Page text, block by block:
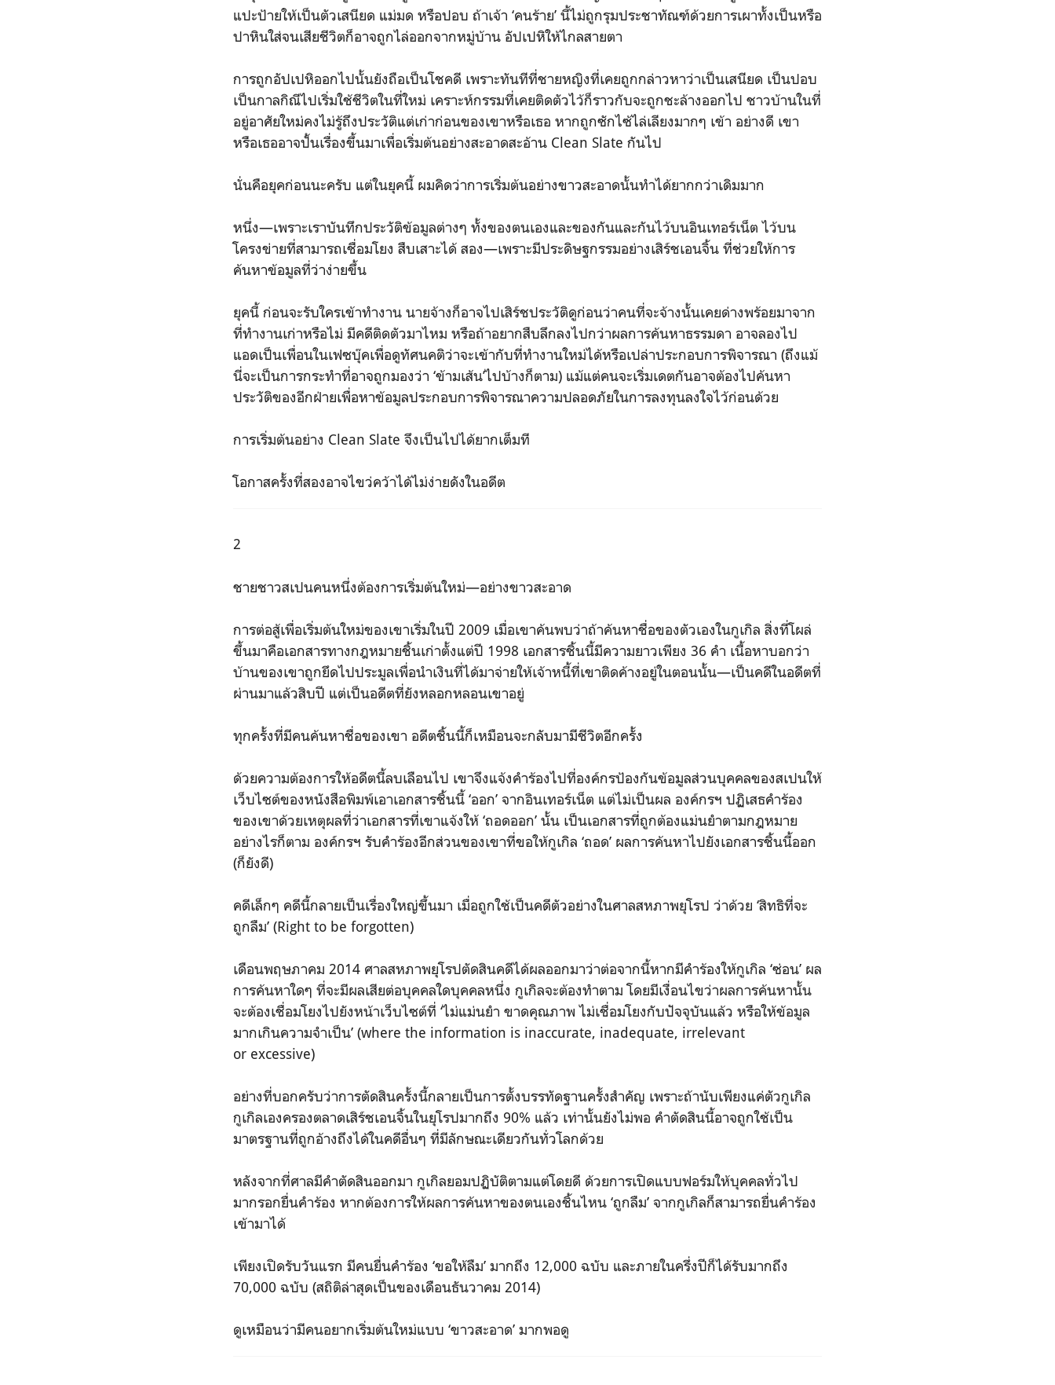
แปะป้ายให้เป็นตัวเสนียด แม่มด หรือปอบ ถ้าเจ้า ‘คนร้าย’ นี้ไม่ถูกรุมประชาทัณฑ์ด้วยการเผาทั้งเป็นหรือ
ปาหินใส่จนเสียชีวิตก็อาจถูกไล่ออกจากหมู่บ้าน อัปเปหิให้ไกลสายตา
การถูกอัปเปหิออกไปนั้นยังถือเป็นโชคดี เพราะทันทีที่ชายหญิงที่เคยถูกกล่าวหาว่าเป็นเสนียด เป็นปอบ
เป็นกาลกิณีไปเริ่มใช้ชีวิตในที่ใหม่ เคราะห์กรรมที่เคยติดตัวไว้ก็ราวกับจะถูกชะล้างออกไป ชาวบ้านในที่
อยู่อาศัยใหม่คงไม่รู้ถึงประวัติแต่เก่าก่อนของเขาหรือเธอ หากถูกซักไซ้ไล่เลียงมากๆ เข้า อย่างดี เขา
หรือเธออาจปั้นเรื่องขึ้นมาเพื่อเริ่มต้นอย่างสะอาดสะอ้าน Clean Slate กันไป
นั่นคือยุคก่อนนะครับ แต่ในยุคนี้ ผมคิดว่าการเริ่มต้นอย่างขาวสะอาดนั้นทำได้ยากกว่าเดิมมาก
หนึ่ง—เพราะเราบันทึกประวัติข้อมูลต่างๆ ทั้งของตนเองและของกันและกันไว้บนอินเทอร์เน็ต ไว้บน
โครงข่ายที่สามารถเชื่อมโยง สืบเสาะได้ สอง—เพราะมีประดิษฐกรรมอย่างเสิร์ชเอนจิ้น ที่ช่วยให้การ
ค้นหาข้อมูลที่ว่าง่ายขึ้น
ยุคนี้ ก่อนจะรับใครเข้าทำงาน นายจ้างก็อาจไปเสิร์ชประวัติดูก่อนว่าคนที่จะจ้างนั้นเคยด่างพร้อยมาจาก
ที่ทำงานเก่าหรือไม่ มีคดีติดตัวมาไหม หรือถ้าอยากสืบลึกลงไปกว่าผลการค้นหาธรรมดา อาจลองไป
แอดเป็นเพื่อนในเฟซบุ๊คเพื่อดูทัศนคติว่าจะเข้ากับที่ทำงานใหม่ได้หรือเปล่าประกอบการพิจารณา (ถึงแม้
นี่จะเป็นการกระทำที่อาจถูกมองว่า ‘ข้ามเส้น’ไปบ้างก็ตาม) แม้แต่คนจะเริ่มเดตกันอาจต้องไปค้นหา
ประวัติของอีกฝ่ายเพื่อหาข้อมูลประกอบการพิจารณาความปลอดภัยในการลงทุนลงใจไว้ก่อนด้วย
การเริ่มต้นอย่าง Clean Slate จึงเป็นไปได้ยากเต็มที
โอกาสครั้งที่สองอาจไขว่คว้าได้ไม่ง่ายดังในอดีต
2
ชายชาวสเปนคนหนึ่งต้องการเริ่มต้นใหม่—อย่างขาวสะอาด
การต่อสู้เพื่อเริ่มต้นใหม่ของเขาเริ่มในปี 2009 เมื่อเขาค้นพบว่าถ้าค้นหาชื่อของตัวเองในกูเกิล สิ่งที่โผล่
ขึ้นมาคือเอกสารทางกฎหมายชิ้นเก่าตั้งแต่ปี 1998 เอกสารชิ้นนี้มีความยาวเพียง 36 คำ เนื้อหาบอกว่า
บ้านของเขาถูกยึดไปประมูลเพื่อนำเงินที่ได้มาจ่ายให้เจ้าหนี้ที่เขาติดค้างอยู่ในตอนนั้น—เป็นคดีในอดีตที่
ผ่านมาแล้วสิบปี แต่เป็นอดีตที่ยังหลอกหลอนเขาอยู่
ทุกครั้งที่มีคนค้นหาชื่อของเขา อดีตชิ้นนี้ก็เหมือนจะกลับมามีชีวิตอีกครั้ง
ด้วยความต้องการให้อดีตนี้ลบเลือนไป เขาจึงแจ้งคำร้องไปที่องค์กรป้องกันข้อมูลส่วนบุคคลของสเปนให้
เว็บไซต์ของหนังสือพิมพ์เอาเอกสารชิ้นนี้ ‘ออก’ จากอินเทอร์เน็ต แต่ไม่เป็นผล องค์กรฯ ปฏิเสธคำร้อง
ของเขาด้วยเหตุผลที่ว่าเอกสารที่เขาแจ้งให้ ‘ถอดออก’ นั้น เป็นเอกสารที่ถูกต้องแม่นยำตามกฎหมาย
อย่างไรก็ตาม องค์กรฯ รับคำร้องอีกส่วนของเขาที่ขอให้กูเกิล ‘ถอด’ ผลการค้นหาไปยังเอกสารชิ้นนี้ออก
(ก็ยังดี)
คดีเล็กๆ คดีนี้กลายเป็นเรื่องใหญ่ขึ้นมา เมื่อถูกใช้เป็นคดีตัวอย่างในศาลสหภาพยุโรป ว่าด้วย ‘สิทธิที่จะ
ถูกลืม’ (Right to be forgotten)
เดือนพฤษภาคม 2014 ศาลสหภาพยุโรปตัดสินคดีได้ผลออกมาว่าต่อจากนี้หากมีคำร้องให้กูเกิล ‘ซ่อน’ ผล
การค้นหาใดๆ ที่จะมีผลเสียต่อบุคคลใดบุคคลหนึ่ง กูเกิลจะต้องทำตาม โดยมีเงื่อนไขว่าผลการค้นหานั้น
จะต้องเชื่อมโยงไปยังหน้าเว็บไซต์ที่ ‘ไม่แม่นยำ ขาดคุณภาพ ไม่เชื่อมโยงกับปัจจุบันแล้ว หรือให้ข้อมูล
มากเกินความจำเป็น’ (where the information is inaccurate, inadequate, irrelevant
or excessive)
อย่างที่บอกครับว่าการตัดสินครั้งนี้กลายเป็นการตั้งบรรทัดฐานครั้งสำคัญ เพราะถ้านับเพียงแค่ตัวกูเกิล
กูเกิลเองครองตลาดเสิร์ชเอนจิ้นในยุโรปมากถึง 90% แล้ว เท่านั้นยังไม่พอ คำตัดสินนี้อาจถูกใช้เป็น
มาตรฐานที่ถูกอ้างถึงได้ในคดีอื่นๆ ที่มีลักษณะเดียวกันทั่วโลกด้วย
หลังจากที่ศาลมีคำตัดสินออกมา กูเกิลยอมปฏิบัติตามแต่โดยดี ด้วยการเปิดแบบฟอร์มให้บุคคลทั่วไป
มากรอกยื่นคำร้อง หากต้องการให้ผลการค้นหาของตนเองชิ้นไหน ‘ถูกลืม’ จากกูเกิลก็สามารถยื่นคำร้อง
เข้ามาได้
เพียงเปิดรับวันแรก มีคนยื่นคำร้อง ‘ขอให้ลืม’ มากถึง 12,000 ฉบับ และภายในครึ่งปีก็ได้รับมากถึง
70,000 ฉบับ (สถิติล่าสุดเป็นของเดือนธันวาคม 2014)
ดูเหมือนว่ามีคนอยากเริ่มต้นใหม่แบบ ‘ขาวสะอาด’ มากพอดู